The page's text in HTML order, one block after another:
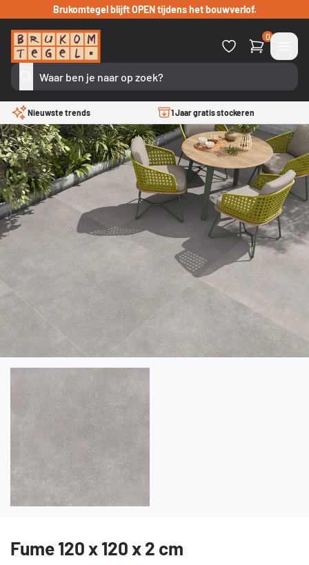
Verder naar inhoudBrukomtegel blijft OPEN tijdens het bouwverlof.
0
Nieuwste trends 1 Jaar gratis stockeren
Fume 120 x 120 x 2 cm